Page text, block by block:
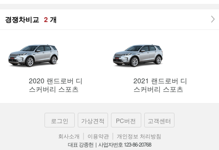
경쟁차비교 2 개
2020 랜드로버 디
스커버리 스포츠
2021 랜드로버 디
스커버리 스포츠
로그인 가상견적 PC버전 고객센터
회사소개 | 이용약관 | 개인정보 처리방침
대표 강종헌 | 사업자번호 123-86-20768